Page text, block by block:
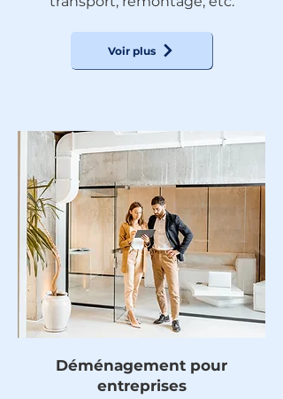
Voir plus
Déménagement pour
entreprises